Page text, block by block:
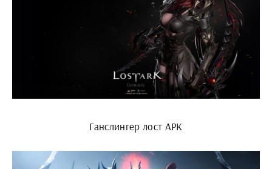
Ганслингер лост АРК